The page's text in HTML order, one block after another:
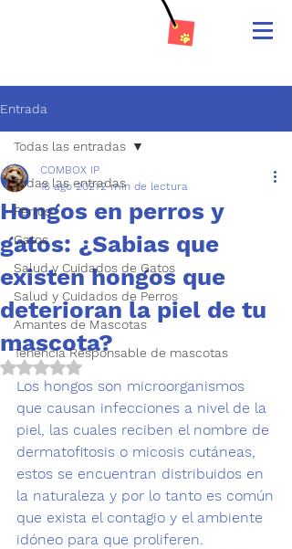
Entrada
Todas las entradas
Perros
Gatos
Salud y Cuidados de Gatos
Salud y Cuidados de Perros
Amantes de Mascotas
Tenencia Responsable de mascotas
Todas las entradas
Hongos en perros y
gatos: ¿Sabias que
existen hongos que
deterioran la piel de tu
mascota?
COMBOX IP
16 ago 20212 min de lectura
Obtuvo NaN de 5 estrellas.
Los hongos son microorganismos
que causan infecciones a nivel de la
piel, las cuales reciben el nombre de
dermatofitosis o micosis cutáneas,
estos se encuentran distribuidos en
la naturaleza y por lo tanto es común
que exista el contagio y el ambiente
idóneo para que proliferen.